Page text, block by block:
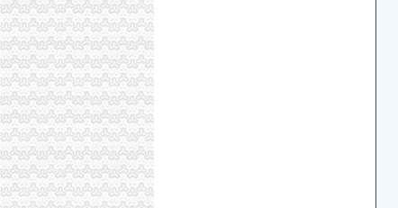
【重庆九龙坡巴国城海关事务管理招聘网
七夕巴国城“穿越”回汉朝上演穿针乞巧抛绣球
从海关到巴国城石生茶城怎么坐公交车,快需
“喝”进口红酒九龙坡抢先建起专业市场——